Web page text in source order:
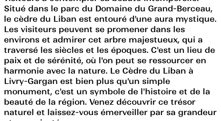
Situé dans le parc du Domaine du Grand-Berceau,
le cèdre du Liban est entouré d'une aura mystique.
Les visiteurs peuvent se promener dans les
environs et admirer cet arbre majestueux, qui a
traversé les siècles et les époques. C'est un lieu de
paix et de sérénité, où l'on peut se ressourcer en
harmonie avec la nature. Le Cèdre du Liban à
Livry-Gargan est bien plus qu'un simple
monument, c'est un symbole de l'histoire et de la
beauté de la région. Venez découvrir ce trésor
naturel et laissez-vous émerveiller par sa grandeur